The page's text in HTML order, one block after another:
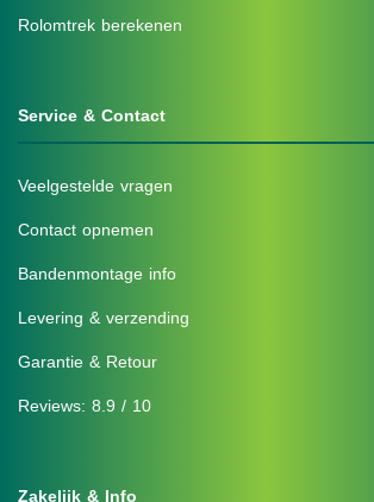
Rolomtrek berekenen
Service & Contact
Veelgestelde vragen
Contact opnemen
Bandenmontage info
Levering & verzending
Garantie & Retour
Reviews: 8.9 / 10
Zakelijk & Info